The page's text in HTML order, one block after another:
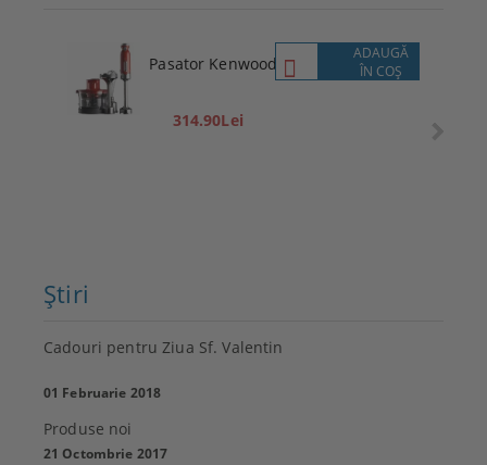
Pasator Kenwood
314.90Lei
ADAUGĂ
ÎN COŞ
Ştiri
Cadouri pentru Ziua Sf. Valentin
01 Februarie 2018
Produse noi
21 Octombrie 2017